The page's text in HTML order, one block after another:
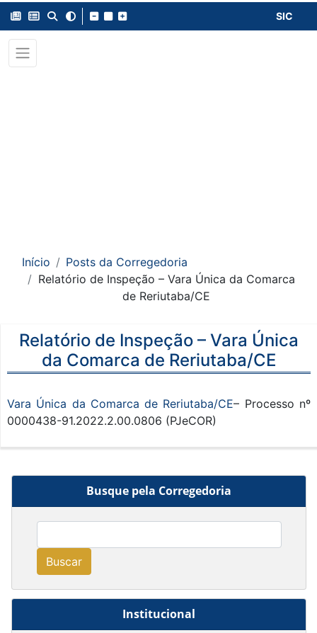
SIC
Início
Posts da Corregedoria
Relatório de Inspeção – Vara Única da Comarca
de Reriutaba/CE
Busque pela Corregedoria
Buscar
Institucional
Relatório de Inspeção – Vara Única
da Comarca de Reriutaba/CE
Vara Única da Comarca de Reriutaba/CE– Processo nº
0000438-91.2022.2.00.0806 (PJeCOR)